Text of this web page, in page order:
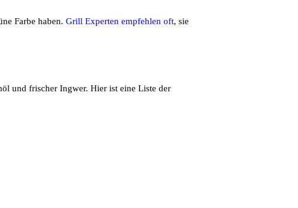
Farbe haben. Grill Experten empfehlen oft, sie
und frischer Ingwer. Hier ist eine Liste der